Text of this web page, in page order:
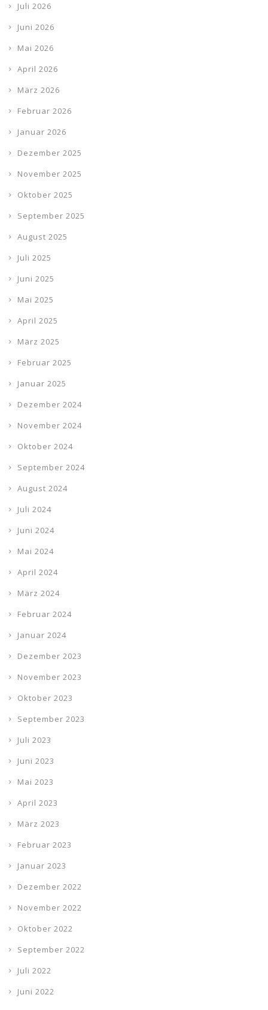
Juli 2026
Juni 2026
Mai 2026
April 2026
März 2026
Februar 2026
Januar 2026
Dezember 2025
November 2025
Oktober 2025
September 2025
August 2025
Juli 2025
Juni 2025
Mai 2025
April 2025
März 2025
Februar 2025
Januar 2025
Dezember 2024
November 2024
Oktober 2024
September 2024
August 2024
Juli 2024
Juni 2024
Mai 2024
April 2024
März 2024
Februar 2024
Januar 2024
Dezember 2023
November 2023
Oktober 2023
September 2023
Juli 2023
Juni 2023
Mai 2023
April 2023
März 2023
Februar 2023
Januar 2023
Dezember 2022
November 2022
Oktober 2022
September 2022
Juli 2022
Juni 2022